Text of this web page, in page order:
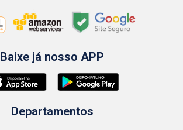
Baixe já nosso APP
Departamentos